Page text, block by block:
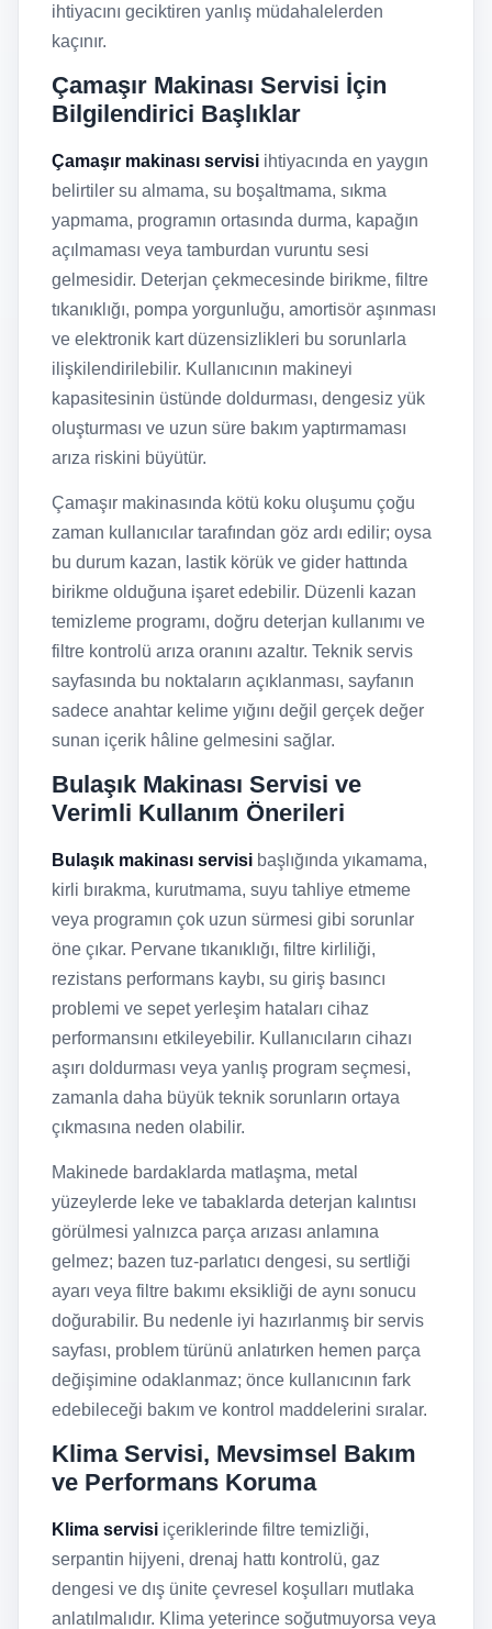
ihtiyacını geciktiren yanlış müdahalelerden
kaçınır.
Çamaşır Makinası Servisi İçin
Bilgilendirici Başlıklar
Çamaşır makinası servisi ihtiyacında en yaygın
belirtiler su almama, su boşaltmama, sıkma
yapmama, programın ortasında durma, kapağın
açılmaması veya tamburdan vuruntu sesi
gelmesidir. Deterjan çekmecesinde birikme, filtre
tıkanıklığı, pompa yorgunluğu, amortisör aşınması
ve elektronik kart düzensizlikleri bu sorunlarla
ilişkilendirilebilir. Kullanıcının makineyi
kapasitesinin üstünde doldurması, dengesiz yük
oluşturması ve uzun süre bakım yaptırmaması
arıza riskini büyütür.
Çamaşır makinasında kötü koku oluşumu çoğu
zaman kullanıcılar tarafından göz ardı edilir; oysa
bu durum kazan, lastik körük ve gider hattında
birikme olduğuna işaret edebilir. Düzenli kazan
temizleme programı, doğru deterjan kullanımı ve
filtre kontrolü arıza oranını azaltır. Teknik servis
sayfasında bu noktaların açıklanması, sayfanın
sadece anahtar kelime yığını değil gerçek değer
sunan içerik hâline gelmesini sağlar.
Bulaşık Makinası Servisi ve
Verimli Kullanım Önerileri
Bulaşık makinası servisi başlığında yıkamama,
kirli bırakma, kurutmama, suyu tahliye etmeme
veya programın çok uzun sürmesi gibi sorunlar
öne çıkar. Pervane tıkanıklığı, filtre kirliliği,
rezistans performans kaybı, su giriş basıncı
problemi ve sepet yerleşim hataları cihaz
performansını etkileyebilir. Kullanıcıların cihazı
aşırı doldurması veya yanlış program seçmesi,
zamanla daha büyük teknik sorunların ortaya
çıkmasına neden olabilir.
Makinede bardaklarda matlaşma, metal
yüzeylerde leke ve tabaklarda deterjan kalıntısı
görülmesi yalnızca parça arızası anlamına
gelmez; bazen tuz-parlatıcı dengesi, su sertliği
ayarı veya filtre bakımı eksikliği de aynı sonucu
doğurabilir. Bu nedenle iyi hazırlanmış bir servis
sayfası, problem türünü anlatırken hemen parça
değişimine odaklanmaz; önce kullanıcının fark
edebileceği bakım ve kontrol maddelerini sıralar.
Klima Servisi, Mevsimsel Bakım
ve Performans Koruma
Klima servisi içeriklerinde filtre temizliği,
serpantin hijyeni, drenaj hattı kontrolü, gaz
dengesi ve dış ünite çevresel koşulları mutlaka
anlatılmalıdır. Klima yeterince soğutmuyorsa veya